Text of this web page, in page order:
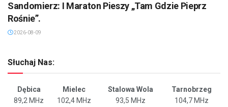
Sandomierz: I Maraton Pieszy „Tam Gdzie Pieprz
Rośnie”.
2026-08-09
Słuchaj Nas:
Dębica Mielec Stalowa Wola
Tarnobrzeg
89,2 MHz
102,4 MHz 93,5 MHz 104,7 MHz